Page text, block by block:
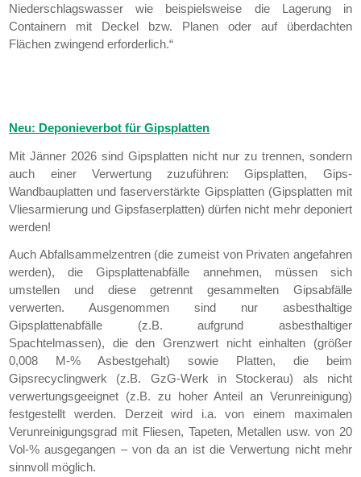
Niederschlagswasser wie beispielsweise die Lagerung in
Containern mit Deckel bzw. Planen oder auf überdachten
Flächen zwingend erforderlich.“
Neu: Deponieverbot für Gipsplatten
Mit Jänner 2026 sind Gipsplatten nicht nur zu trennen, sondern
auch einer Verwertung zuzuführen: Gipsplatten, Gips-
Wandbauplatten und faserverstärkte Gipsplatten (Gipsplatten mit
Vliesarmierung und Gipsfaserplatten) dürfen nicht mehr deponiert
werden!
Auch Abfallsammelzentren (die zumeist von Privaten angefahren
werden), die Gipsplattenabfälle annehmen, müssen sich
umstellen und diese getrennt gesammelten Gipsabfälle
verwerten. Ausgenommen sind nur asbesthaltige
Gipsplattenabfälle (z.B. aufgrund asbesthaltiger
Spachtelmassen), die den Grenzwert nicht einhalten (größer
0,008 M-% Asbestgehalt) sowie Platten, die beim
Gipsrecyclingwerk (z.B. GzG-Werk in Stockerau) als nicht
verwertungsgeeignet (z.B. zu hoher Anteil an Verunreinigung)
festgestellt werden. Derzeit wird i.a. von einem maximalen
Verunreinigungsgrad mit Fliesen, Tapeten, Metallen usw. von 20
Vol-% ausgegangen – von da an ist die Verwertung nicht mehr
sinnvoll möglich.